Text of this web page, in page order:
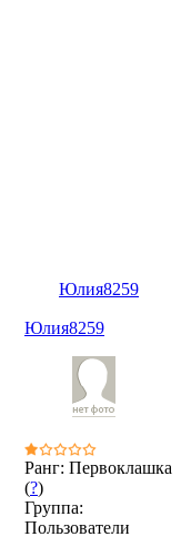
Юлия8259
Юлия8259
Ранг: Первоклашка
(?)
Группа:
Пользователи